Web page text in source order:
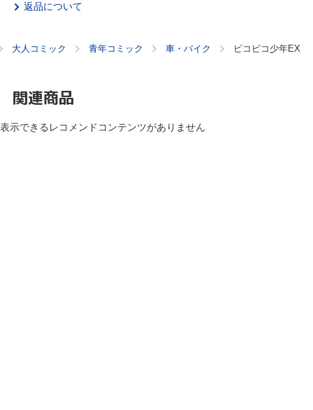
返品について
大人コミック 青年コミック 車・バイク ピコピコ少年EX
関連商品
表示できるレコメンドコンテンツがありません